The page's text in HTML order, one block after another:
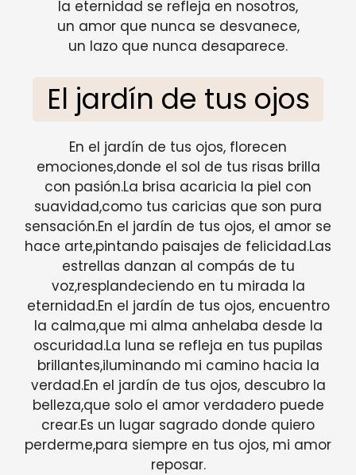
la eternidad se refleja en nosotros,
un amor que nunca se desvanece,
un lazo que nunca desaparece.
El jardín de tus ojos
En el jardín de tus ojos, florecen
emociones,donde el sol de tus risas brilla
con pasión.La brisa acaricia la piel con
suavidad,como tus caricias que son pura
sensación.En el jardín de tus ojos, el amor se
hace arte,pintando paisajes de felicidad.Las
estrellas danzan al compás de tu
voz,resplandeciendo en tu mirada la
eternidad.En el jardín de tus ojos, encuentro
la calma,que mi alma anhelaba desde la
oscuridad.La luna se refleja en tus pupilas
brillantes,iluminando mi camino hacia la
verdad.En el jardín de tus ojos, descubro la
belleza,que solo el amor verdadero puede
crear.Es un lugar sagrado donde quiero
perderme,para siempre en tus ojos, mi amor
reposar.